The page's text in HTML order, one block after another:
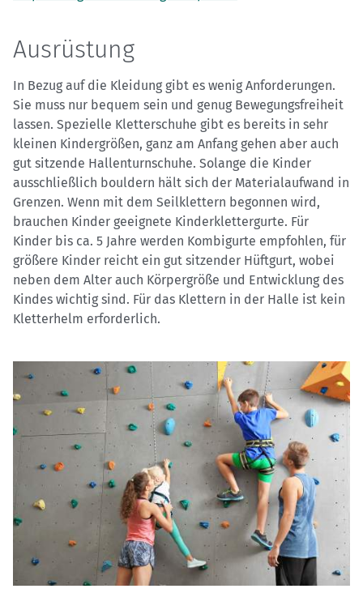
Ausrüstung
In Bezug auf die Kleidung gibt es wenig Anforderungen.
Sie muss nur bequem sein und genug Bewegungsfreiheit
lassen. Spezielle Kletterschuhe gibt es bereits in sehr
kleinen Kindergrößen, ganz am Anfang gehen aber auch
gut sitzende Hallenturnschuhe. Solange die Kinder
ausschließlich bouldern hält sich der Materialaufwand in
Grenzen. Wenn mit dem Seilklettern begonnen wird,
brauchen Kinder geeignete Kinderklettergurte. Für
Kinder bis ca. 5 Jahre werden Kombigurte empfohlen, für
größere Kinder reicht ein gut sitzender Hüftgurt, wobei
neben dem Alter auch Körpergröße und Entwicklung des
Kindes wichtig sind. Für das Klettern in der Halle ist kein
Kletterhelm erforderlich.